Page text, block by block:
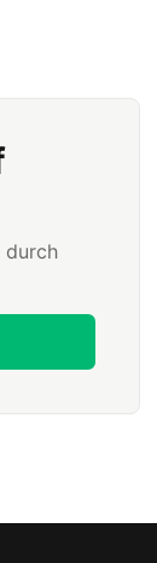
durch